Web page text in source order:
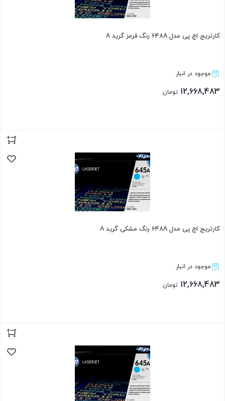
کارتریج اچ پی مدل 648A رنگ قرمز گرید A
موجود در انبار
12,668,483 تومان
کارتریج اچ پی مدل 648A رنگ مشکی گرید A
موجود در انبار
12,668,483 تومان